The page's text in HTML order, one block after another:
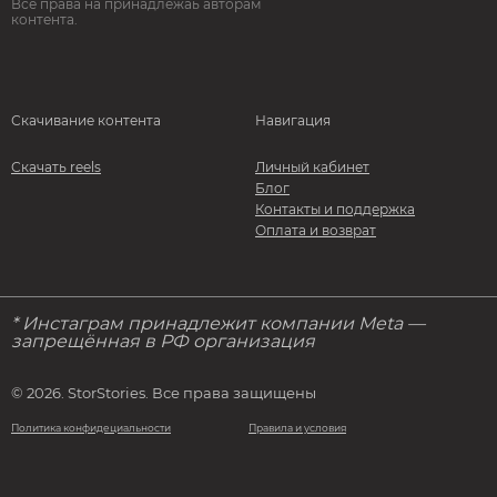
Все права на принадлежаь авторам
контента.
Скачивание контента
Скачать reels
Навигация
Личный кабинет
Блог
Контакты и поддержка
Оплата и возврат
* Инстаграм принадлежит компании Meta —
запрещённая в РФ организация
© 2026. StorStories. Все права защищены
Политика конфидециальности Правила и условия